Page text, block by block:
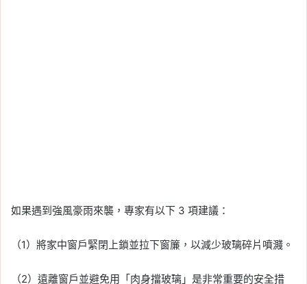
如果遇到強風豪雨來襲，專家有以下 3 項建議：
（1）將家中窗戶緊閉上鎖並拉下窗簾，以減少玻璃碎片噴濺。
（2）遠離窗戶並避免用「肉身擋玻璃」是非常重要的安全措